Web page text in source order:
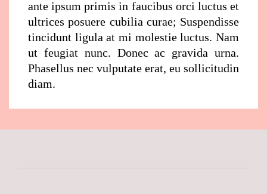
ante ipsum primis in faucibus orci luctus et
ultrices posuere cubilia curae; Suspendisse
tincidunt ligula at mi molestie luctus. Nam
ut feugiat nunc. Donec ac gravida urna.
Phasellus nec vulputate erat, eu sollicitudin
diam.